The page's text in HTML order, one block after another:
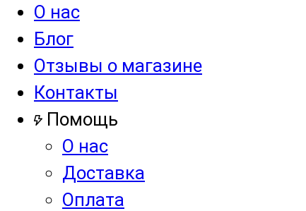
О нас
Блог
Отзывы о магазине
Контакты
Помощь
О нас
Доставка
Оплата